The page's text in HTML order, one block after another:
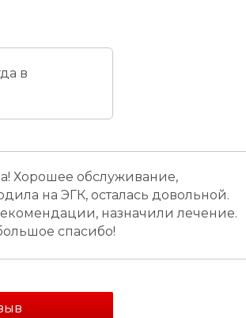
в
Хорошее обслуживание,
на ЭГК, осталась довольной.
назначили лечение.
спасибо!